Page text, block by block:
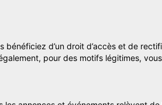
d’un droit d’accès et de
pour des motifs légitimes,